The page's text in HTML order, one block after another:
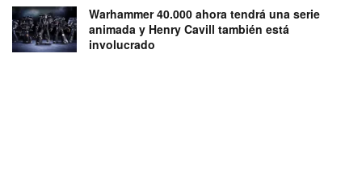
Warhammer 40.000 ahora tendrá una serie
animada y Henry Cavill también está
involucrado